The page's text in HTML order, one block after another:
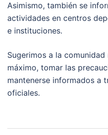
Asimismo, también se
actividades en centros
e instituciones.
Sugerimos a la
máximo, tomar las
mantenerse informados a
oficiales.